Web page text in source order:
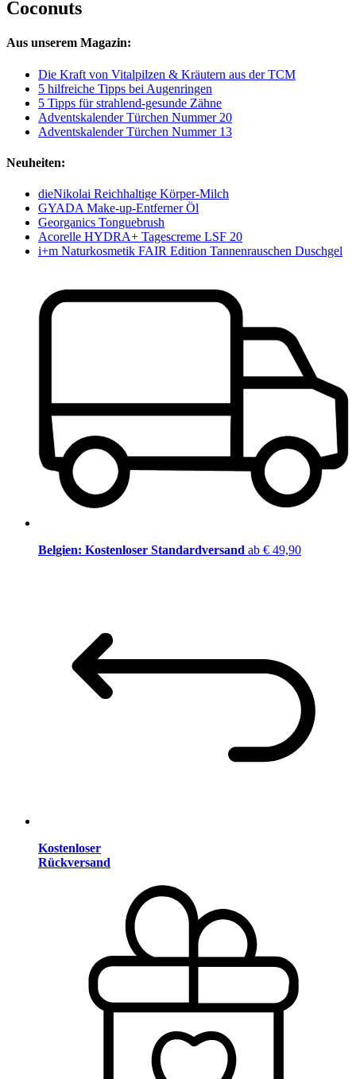
Coconuts
Aus unserem Magazin:
Die Kraft von Vitalpilzen & Kräutern aus der TCM
5 hilfreiche Tipps bei Augenringen
5 Tipps für strahlend-gesunde Zähne
Adventskalender Türchen Nummer 20
Adventskalender Türchen Nummer 13
Neuheiten:
dieNikolai Reichhaltige Körper-Milch
GYADA Make-up-Entferner Öl
Georganics Tonguebrush
Acorelle HYDRA+ Tagescreme LSF 20
i+m Naturkosmetik FAIR Edition Tannenrauschen Duschgel
Belgien: Kostenloser Standardversand ab € 49,90
Kostenloser
Rückversand